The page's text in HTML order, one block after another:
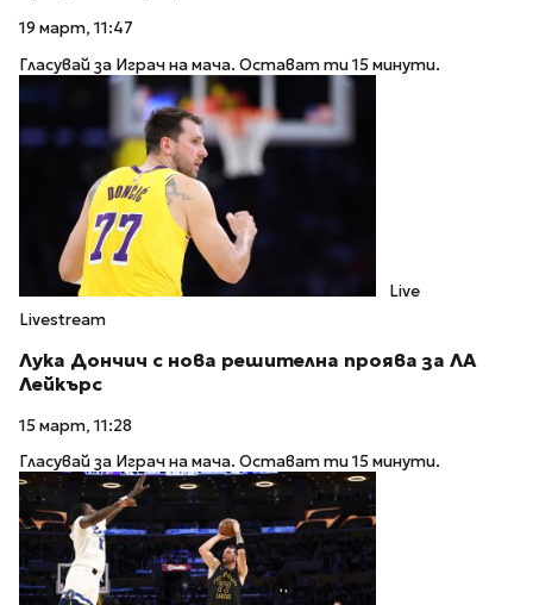
19 март, 11:47
Гласувай за Играч на мача. Остават ти 15 минути.
Live
Livestream
Лука Дончич с нова решителна проява за ЛА
Лейкърс
15 март, 11:28
Гласувай за Играч на мача. Остават ти 15 минути.